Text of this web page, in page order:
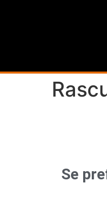
Se